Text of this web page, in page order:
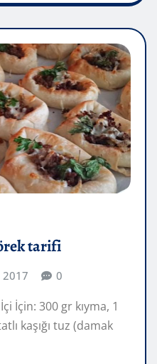
tarifi
2017 0
İçin: 300 gr kıyma, 1
kaşığı tuz (damak